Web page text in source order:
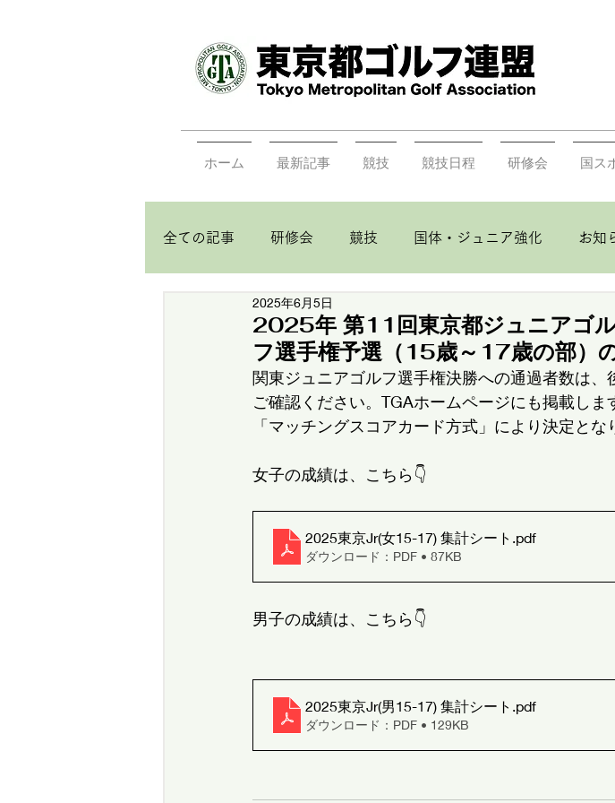
ホーム 最新記事 競技 競技日程 研修会 国ス
全ての記事 研修会 競技 国体・ジュニア強化 お知
2025年 第11回東京都ジュニアゴ
フ選手権予選（15歳～17歳の部）
2025年6月5日
関東ジュニアゴルフ選手権決勝への通過者数は
ご確認ください。TGAホームページにも掲載し
「マッチングスコアカード方式」により決定とな
女子の成績は、こちら👇
2025東京Jr(女15-17) 集計シート .pdf
ダウンロード：PDF • 87KB
男子の成績は、こちら👇
2025東京Jr(男15-17) 集計シート .pdf
ダウンロード：PDF • 129KB